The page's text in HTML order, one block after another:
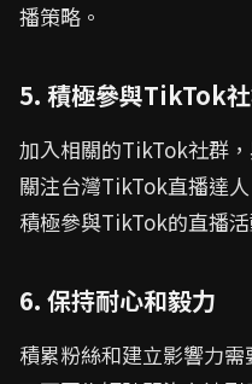
播策略。
5. 積極參與TikTok
加入相關的TikTok社群
關注台灣TikTok直播達
積極參與TikTok的直播
6. 保持耐心和毅力
積累粉絲和建立影響力需